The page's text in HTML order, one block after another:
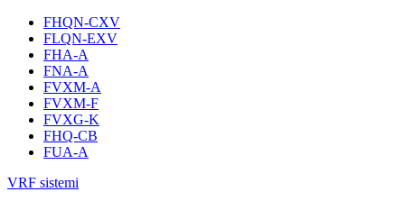
FHQN-CXV
FLQN-EXV
FHA-A
FNA-A
FVXM-A
FVXM-F
FVXG-K
FHQ-CB
FUA-A
VRF sistemi